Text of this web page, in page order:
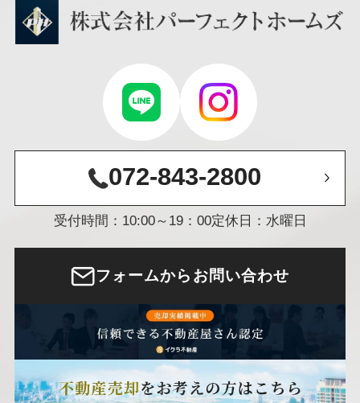
072-843-2800
受付時間：10:00～19：00定休日：水曜日
フォームからお問い合わせ